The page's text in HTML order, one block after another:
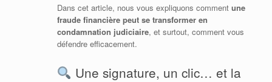
Dans cet article, nous vous expliquons comment une
fraude financière peut se transformer en
condamnation judiciaire, et surtout, comment vous
défendre efficacement.
Une signature, un clic… et la